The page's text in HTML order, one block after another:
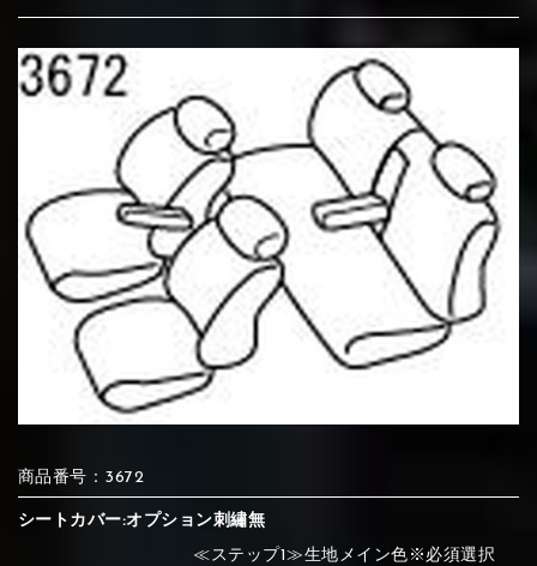
②Gray
④Brown ⑤Dark Brown ⑥Yellow
サブ生地は下記16種類からご選択ください。
①Beige ②Gray ③Red
④Brown ⑤Dark Brown ⑥Yellow
赤く塗られている場所を選択
ください
刺繍は下記21種類からご選択ください。
①Beige ②Gray ③Red
④Brown
赤く塗られている場所を選択
ください
刺繍は下記21種類からご選択ください。
①Black ③Light gray
④Beige ⑤Ivory
赤く塗られている場所を選択
ください
刺繍は下記21種類からご選択ください。
①Black
商品番号：3672
シートカバー:オプション刺繡無
≪ステップ1≫生地メイン色※必須選択